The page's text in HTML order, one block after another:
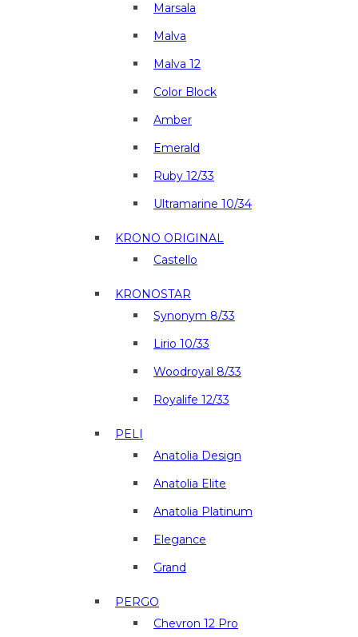
Marsala
Malva
Malva 12
Color Block
Amber
Emerald
Ruby 12/33
Ultramarine 10/34
KRONO ORIGINAL
Castello
KRONOSTAR
Synonym 8/33
Lirio 10/33
Woodroyal 8/33
Royalife 12/33
PELI
Anatolia Design
Anatolia Elite
Anatolia Platinum
Elegance
Grand
PERGO
Chevron 12 Pro